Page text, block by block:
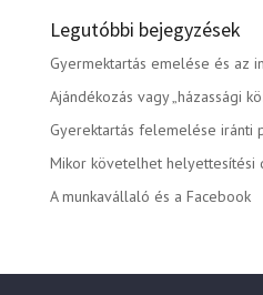
Legutóbbi bejegyzések
Gyermektartás emelése és az
Ajándékozás vagy „házassági
Gyerektartás felemelése iránti
Mikor követelhet helyettesítési
A munkavállaló és a Facebook